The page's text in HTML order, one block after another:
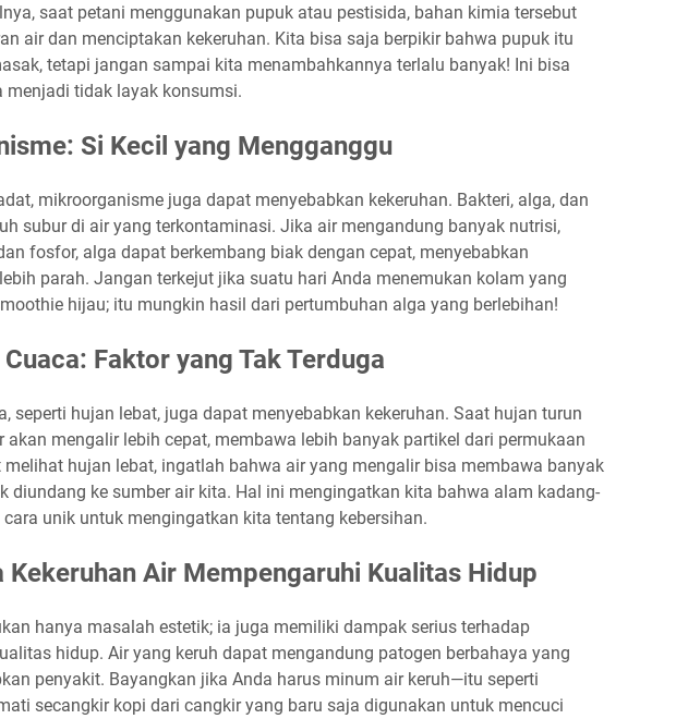
saat petani menggunakan pupuk atau pestisida, bahan kimia tersebut
air dan menciptakan kekeruhan. Kita bisa saja berpikir bahwa pupuk itu
tetapi jangan sampai kita menambahkannya terlalu banyak! Ini bisa
menjadi tidak layak konsumsi.
Si Kecil yang Mengganggu
mikroorganisme juga dapat menyebabkan kekeruhan. Bakteri, alga, dan
subur di air yang terkontaminasi. Jika air mengandung banyak nutrisi,
fosfor, alga dapat berkembang biak dengan cepat, menyebabkan
parah. Jangan terkejut jika suatu hari Anda menemukan kolam yang
hijau; itu mungkin hasil dari pertumbuhan alga yang berlebihan!
Faktor yang Tak Terduga
seperti hujan lebat, juga dapat menyebabkan kekeruhan. Saat hujan turun
akan mengalir lebih cepat, membawa lebih banyak partikel dari permukaan
hujan lebat, ingatlah bahwa air yang mengalir bisa membawa banyak
diundang ke sumber air kita. Hal ini mengingatkan kita bahwa alam kadang-
unik untuk mengingatkan kita tentang kebersihan.
Kekeruhan Air Mempengaruhi Kualitas Hidup
hanya masalah estetik; ia juga memiliki dampak serius terhadap
hidup. Air yang keruh dapat mengandung patogen berbahaya yang
penyakit. Bayangkan jika Anda harus minum air keruh—itu seperti
secangkir kopi dari cangkir yang baru saja digunakan untuk mencuci